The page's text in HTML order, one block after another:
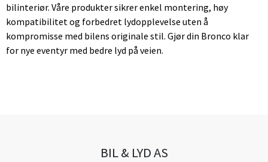
bilinteriør. Våre produkter sikrer enkel montering, høy
kompatibilitet og forbedret lydopplevelse uten å
kompromisse med bilens originale stil. Gjør din Bronco klar
for nye eventyr med bedre lyd på veien.
BIL & LYD AS